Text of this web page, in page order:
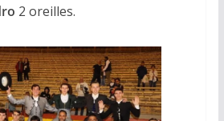
2 oreilles.